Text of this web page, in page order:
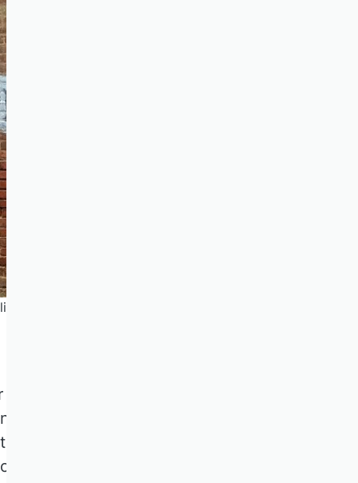
through a lens auf Unsplash.com
häufig positiv über die
das Kapital habe nach
wird die Zustimmung damit
lohnt. Ich behaupte